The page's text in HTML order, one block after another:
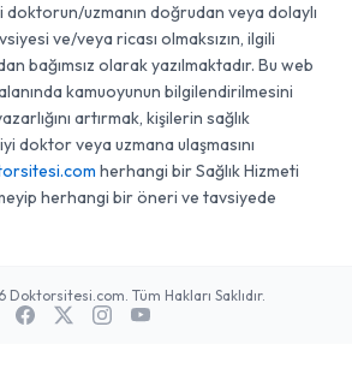
uzmanın doğrudan veya dolaylı
ve/veya ricası olmaksızın, ilgili
bağımsız olarak yazılmaktadır. Bu web
kamuoyunun bilgilendirilmesini
artırmak, kişilerin sağlık
doktor veya uzmana ulaşmasını
herhangi bir Sağlık Hizmeti
herhangi bir öneri ve tavsiyede
Tüm Hakları Saklıdır.